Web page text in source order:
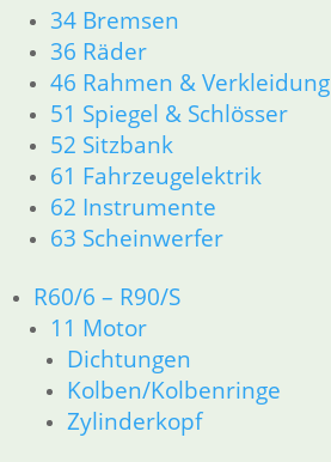
34 Bremsen
36 Räder
46 Rahmen & Verkleidung
51 Spiegel & Schlösser
52 Sitzbank
61 Fahrzeugelektrik
62 Instrumente
63 Scheinwerfer
R60/6 – R90/S
11 Motor
Dichtungen
Kolben/Kolbenringe
Zylinderkopf
139,00€
Artikelnummer: 1257820
inkl. MwSt.
zzgl.Versandkosten
In den Warenkorb
Klemmfeder
Artikelnummer: 1338242
inkl. MwSt.
zzgl.Versandkosten
In den Warenkorb